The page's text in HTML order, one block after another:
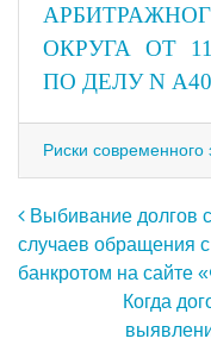
ОКРУГА ОТ
ПО ДЕЛУ N
Риски современного
Навигация
Выбивание долгов
случаев обращения
банкротом на сайте
Когда